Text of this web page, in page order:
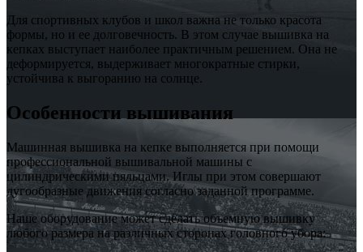
Для спортивных клубов и школ важна не только красота
формы, но и ее долговечность. В этом случае вышивка на
кепках выступает наиболее практичным решением. Она не
деформируется, выдерживает многократные стирки,
устойчива к выгоранию на солнце.
Особенности вышивания
Машинная вышивка на кепке выполняется при помощи
профессиональной вышивальной машины с
цилиндрическими пяльцами. Иглы при этом совершают
дугообразные движения согласно заданной программе.
Наше оборудование может сделать объемную вышивку
любого размера на различных сторонах головного убора: